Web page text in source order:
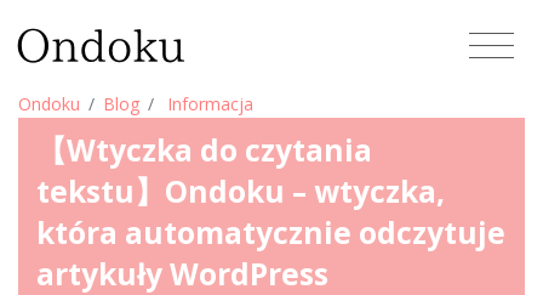
Ondoku Blog Informacja
【Wtyczka do czytania
tekstu】Ondoku – wtyczka,
która automatycznie odczytuje
artykuły WordPress